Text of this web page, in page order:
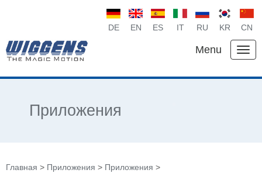
DE EN ES IT RU KR CN
Menu
Приложения
Главная > Приложения > Приложения >